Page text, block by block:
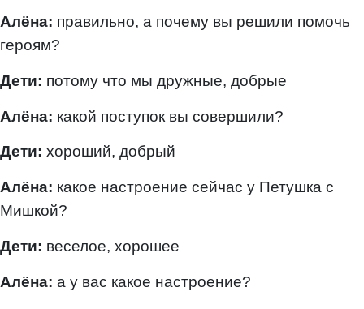
Алёна: правильно, а почему вы решили помочь
героям?
Дети: потому что мы дружные, добрые
Алёна: какой поступок вы совершили?
Дети: хороший, добрый
Алёна: какое настроение сейчас у Петушка с
Мишкой?
Дети: веселое, хорошее
Алёна: а у вас какое настроение?